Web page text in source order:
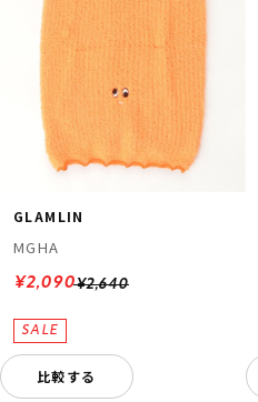
GLAMLIN
MGHA
¥2,640
¥2,090
比較する